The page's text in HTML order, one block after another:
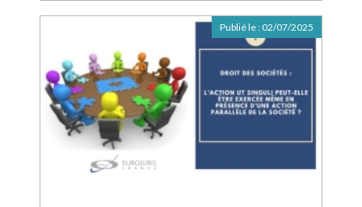
Publié le : 02/07/2025